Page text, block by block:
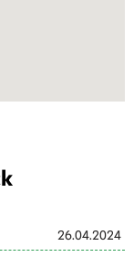
26.04.2024